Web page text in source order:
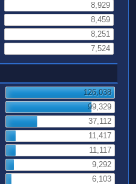
8,929
8,459
8,251
7,524
126,038
99,329
37,112
11,417
11,117
9,292
6,103